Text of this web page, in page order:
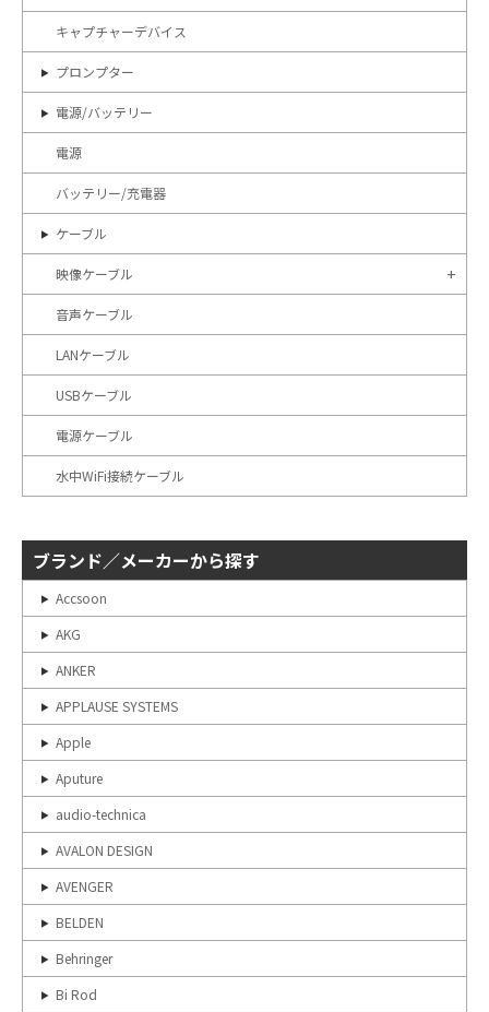
キャプチャーデバイス
プロンプター
電源/バッテリー
電源
バッテリー/充電器
ケーブル
映像ケーブル
音声ケーブル
LANケーブル
USBケーブル
電源ケーブル
水中WiFi接続ケーブル
ブランド／メーカーから探す
Accsoon
AKG
ANKER
APPLAUSE SYSTEMS
Apple
Aputure
audio-technica
AVALON DESIGN
AVENGER
BELDEN
Behringer
Bi Rod